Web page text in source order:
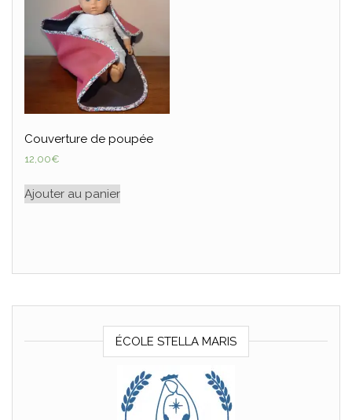
Couverture de poupée
12,00€
Ajouter au panier
ÉCOLE STELLA MARIS